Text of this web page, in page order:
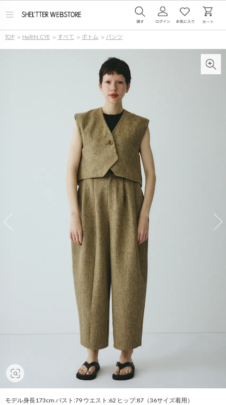
メ
ー
を
TOP > HeRIN.CYE > すべて > ボトム > パンツ
モデル身長173cm バスト:79 ウエスト:62 ヒップ:87（36サイズ着用）